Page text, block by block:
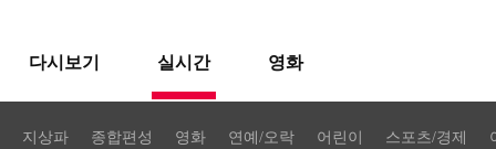
다시보기 실시간 영화
지상파 종합편성 영화 연예/오락 어린이 스포츠/경제